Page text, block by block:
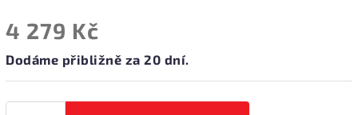
4 279 Kč
Dodáme přibližně za 20 dní.